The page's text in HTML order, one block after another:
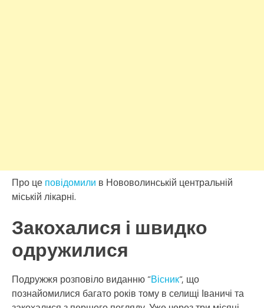
Про це повідомили в Нововолинській центральній
міській лікарні.
Закохалися і швидко
одружилися
Подружжя розповіло виданню “Вісник“, що
познайомилися багато років тому в селищі Іваничі та